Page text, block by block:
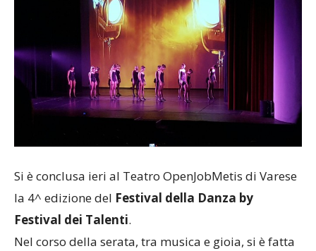
Si è conclusa ieri al Teatro OpenJobMetis di Varese
la 4^ edizione del Festival della Danza by
Festival dei Talenti.
Nel corso della serata, tra musica e gioia, si è fatta